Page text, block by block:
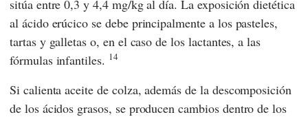
sitúa entre 0,3 y 4,4 mg/kg al día. La exposición dietética
al ácido erúcico se debe principalmente a los pasteles,
tartas y galletas o, en el caso de los lactantes, a las
fórmulas infantiles. 14
Si calienta aceite de colza, además de la descomposición
de los ácidos grasos, se producen cambios dentro de los